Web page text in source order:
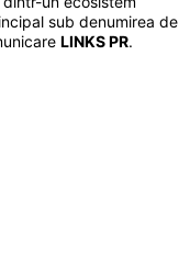
sub denumirea de
LINKS PR.